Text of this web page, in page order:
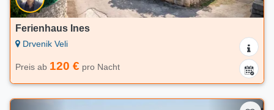
Ferienhaus Ines
Drvenik Veli
Preis ab 120 € pro Nacht